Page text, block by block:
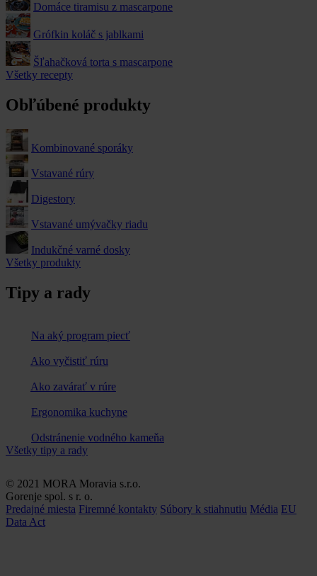
Domáce tiramisu z mascarpone
Grófkin koláč s jablkami
Šľahačková torta s mascarpone
Všetky recepty
Obľúbené produkty
Kombinované sporáky
Vstavané rúry
Digestory
Vstavané umývačky riadu
Indukčné varné dosky
Všetky produkty
Tipy a rady
Na aký program piecť
Ako vyčistiť rúru
Ako zavárať v rúre
Ergonomika kuchyne
Odstránenie vodného kameňa
Všetky tipy a rady
© 2021 MORA Moravia s.r.o.
Gorenje spol. s r. o.
Predajné miesta Firemné kontakty Súbory k stiahnutiu Média EU
Data Act